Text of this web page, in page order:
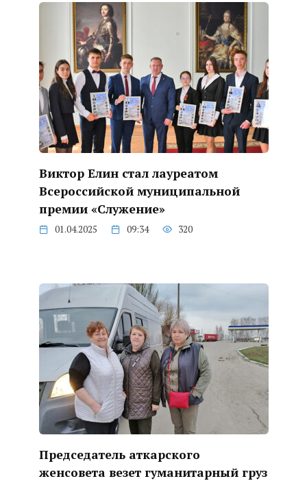
Виктор Елин стал лауреатом
Всероссийской муниципальной
премии «Служение»
01.04.2025 09:34 320
Председатель аткарского
женсовета везет гуманитарный груз